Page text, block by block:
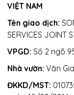
VIỆT NAM
Tên giao dịch:
SERVICES JOINT
VPGD: Số 2 ngõ
Nhà vườn: Văn
ĐKKD/MST: